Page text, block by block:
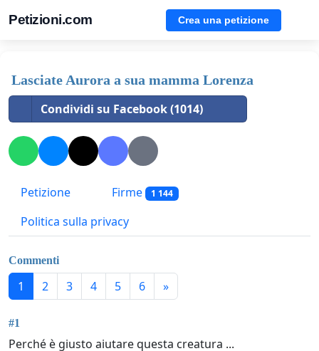
Petizioni.com Crea una petizione
Lasciate Aurora a sua mamma Lorenza
Condividi su Facebook (1014)
Petizione Firme 1 144
Politica sulla privacy
Commenti
1 2 3 4 5 6 »
#1
Perché è giusto aiutare questa creatura ...